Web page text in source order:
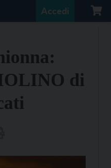
Accedi
di